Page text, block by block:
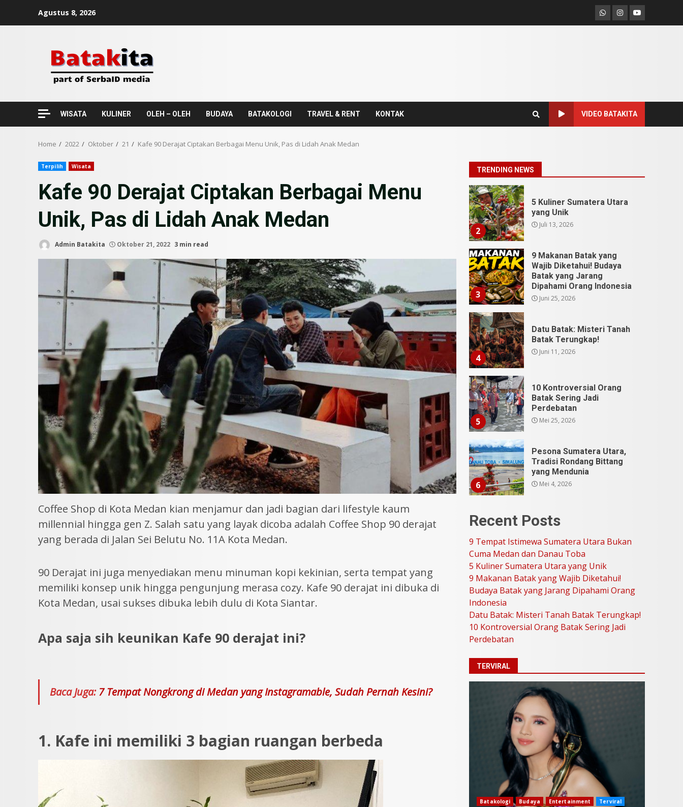
Agustus 8, 2026 Whatsapp
Instagram
Youtube
WISATA KULINER OLEH – OLEH BUDAYA BATAKOLOGI TRAVEL & RENT KONTAK VIDEO BATAKITA
Home 2022 Oktober 21 Kafe 90 Derajat Ciptakan Berbagai Menu Unik, Pas di Lidah Anak Medan
Terpilih Wisata
Kafe 90 Derajat Ciptakan Berbagai Menu
Unik, Pas di Lidah Anak Medan
Admin Batakita Oktober 21, 2022 3 min read
Coffee Shop di Kota Medan kian menjamur dan jadi bagian dari lifestyle kaum
millennial hingga gen Z. Salah satu yang layak dicoba adalah Coffee Shop 90 derajat
yang berada di Jalan Sei Belutu No. 11A Kota Medan.
90 Derajat ini juga menyediakan menu minuman kopi kekinian, serta tempat yang
memiliki konsep unik hingga pengunjung merasa cozy. Kafe 90 derajat ini dibuka di
Kota Medan, usai sukses dibuka lebih dulu di Kota Siantar.
Apa saja sih keunikan Kafe 90 derajat ini?
Baca Juga:7 Tempat Nongkrong di Medan yang Instagramable, Sudah Pernah Kesini?
1. Kafe ini memiliki 3 bagian ruangan berbeda
TRENDING NEWS
SUCI Season 11: Finalis
KompasTV
1
2
Juli 13, 2026
3
Wajib Diketahui! Budaya
Batak yang Jarang
Dipahami Orang Indonesia
4
Datu Batak: Misteri Tanah
Batak Terungkap!
Juni 11, 2026
5
10 Kontroversial Orang
Batak Sering Jadi
Perdebatan
Mei 25, 2026
6
Pesona Sumatera Utara,
Tradisi Rondang Bittang
yang Mendunia
Mei 4, 2026
7
SUCI Season 11: Finalis
Stand Up Comedy
KompasTV
April 23, 2026
Sumatera Utara Bukan
Toba
Juli 31, 2026
2
5 Kuliner Sumatera Utara
yang Unik
3 Juni 25, 2026
Datu Batak: Misteri Tanah
Batak Terungkap!
Juni 11, 2026
5
10 Kontroversial Orang
Batak Sering Jadi
Perdebatan
Mei 25, 2026
Recent Posts
9 Tempat Istimewa Sumatera Utara Bukan
Cuma Medan dan Danau Toba
5 Kuliner Sumatera Utara yang Unik
9 Makanan Batak yang Wajib Diketahui!
Budaya Batak yang Jarang Dipahami Orang
Indonesia
Datu Batak: Misteri Tanah Batak Terungkap!
10 Kontroversial Orang Batak Sering Jadi
Perdebatan
TERVIRAL
Batakologi Budaya Entertainment Terviral